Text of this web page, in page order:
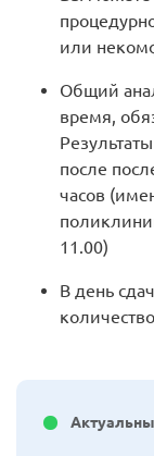
или
Общий
время,
после
часов
11.00)
В день